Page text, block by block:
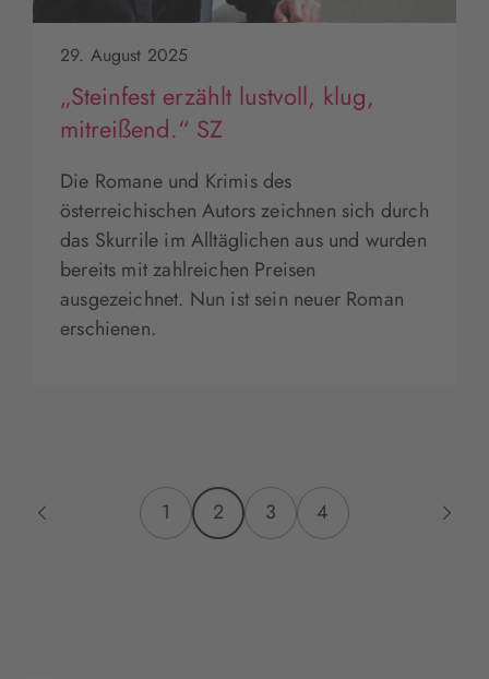
29. August 2025
„Steinfest erzählt lustvoll, klug,
mitreißend.“ SZ
Die Romane und Krimis des
österreichischen Autors zeichnen sich durch
das Skurrile im Alltäglichen aus und wurden
bereits mit zahlreichen Preisen
ausgezeichnet. Nun ist sein neuer Roman
erschienen.
1 2 3 4